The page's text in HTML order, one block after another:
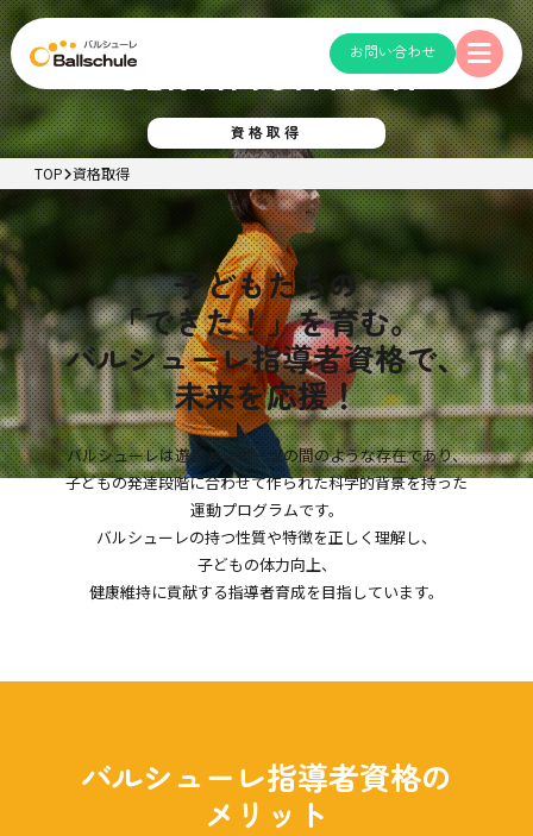
お問い合わせ
CERTIFICATION
資格取得
TOP 資格取得
子どもたちの
「できた！」を育む。
バルシューレ指導者資格で、
未来を応援！
バルシューレは遊びとスポーツの間のような存在であり、
子どもの発達段階に合わせて作られた科学的背景を持った
運動プログラムです。
バルシューレの持つ性質や特徴を正しく理解し、
子どもの体力向上、
健康維持に貢献する指導者育成を目指しています。
バルシューレ指導者資格の
メリット